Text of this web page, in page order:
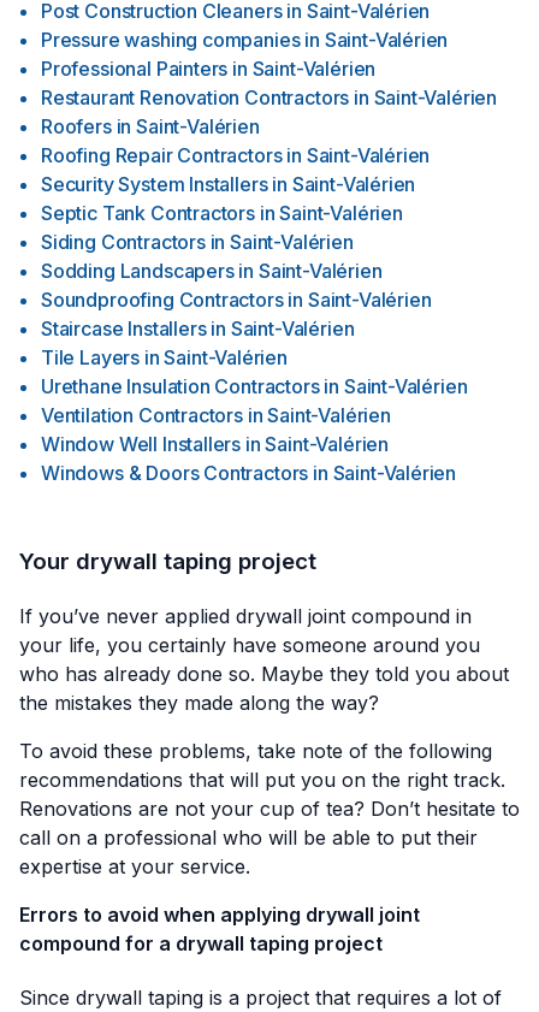
Post Construction Cleaners in Saint-Valérien
Pressure washing companies in Saint-Valérien
Professional Painters in Saint-Valérien
Restaurant Renovation Contractors in Saint-Valérien
Roofers in Saint-Valérien
Roofing Repair Contractors in Saint-Valérien
Security System Installers in Saint-Valérien
Septic Tank Contractors in Saint-Valérien
Siding Contractors in Saint-Valérien
Sodding Landscapers in Saint-Valérien
Soundproofing Contractors in Saint-Valérien
Staircase Installers in Saint-Valérien
Tile Layers in Saint-Valérien
Urethane Insulation Contractors in Saint-Valérien
Ventilation Contractors in Saint-Valérien
Window Well Installers in Saint-Valérien
Windows & Doors Contractors in Saint-Valérien
Your drywall taping project
If you’ve never applied drywall joint compound in
your life, you certainly have someone around you
who has already done so. Maybe they told you about
the mistakes they made along the way?
To avoid these problems, take note of the following
recommendations that will put you on the right track.
Renovations are not your cup of tea? Don’t hesitate to
call on a professional who will be able to put their
expertise at your service.
Errors to avoid when applying drywall joint
compound for a drywall taping project
Since drywall taping is a project that requires a lot of